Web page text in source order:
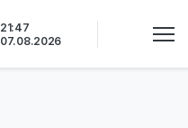
21:47
07.08.2026